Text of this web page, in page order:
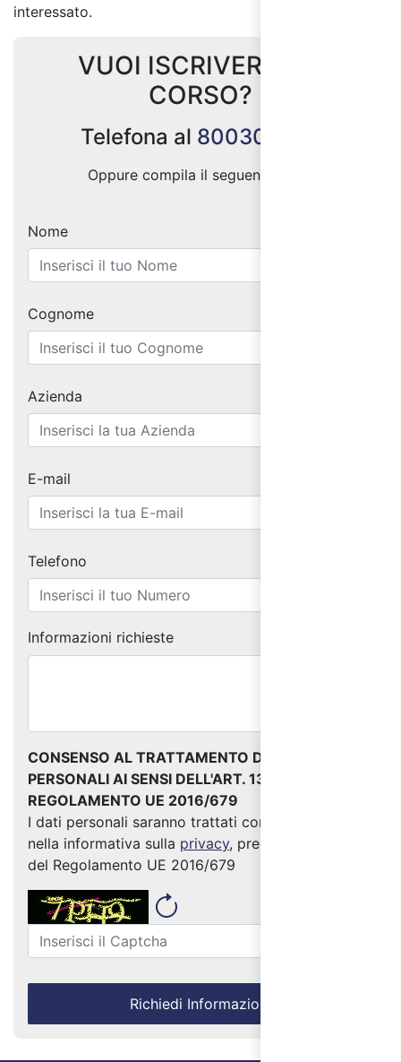
interessato.
VUOI ISCRIVERTI AL
CORSO?
Telefona al 800300333
Oppure compila il seguente form:
Nome
Cognome
Azienda
E-mail
Telefono
Informazioni richieste
CONSENSO AL TRATTAMENTO DEI DATI
PERSONALI AI SENSI DELL'ART. 13 DEL
REGOLAMENTO UE 2016/679
I dati personali saranno trattati come indicato
nella informativa sulla privacy, predisposta ai sensi
del Regolamento UE 2016/679
Richiedi Informazioni